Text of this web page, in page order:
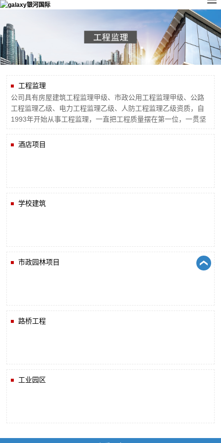
工程监理
公司具有房屋建筑工程监理甲级、市政公用工程监理甲级、公路
工程监理乙级、电力工程监理乙级、人防工程监理乙级资质，自
1993年开始从事工程监理，一直把工程质量摆在第一位，一贯坚
持“重合同、守法规、提供优质服务；重管理、严监控、坚持质量
改进”的服务方针，为业主提供优质服务。公司成立以来，承接工
酒店项目
学校建筑
市政园林项目
路桥工程
工业园区